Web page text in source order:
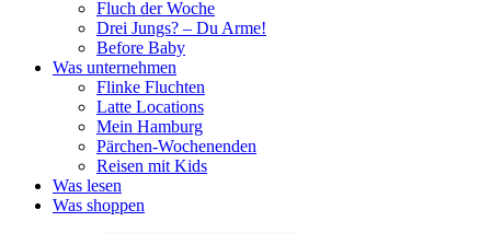
Fluch der Woche
Drei Jungs? – Du Arme!
Before Baby
Was unternehmen
Flinke Fluchten
Latte Locations
Mein Hamburg
Pärchen-Wochenenden
Reisen mit Kids
Was lesen
Was shoppen